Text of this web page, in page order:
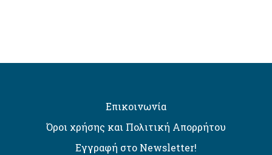
Επικοινωνία
Όροι χρήσης και Πολιτική Απορρήτου
Εγγραφή στο Newsletter!